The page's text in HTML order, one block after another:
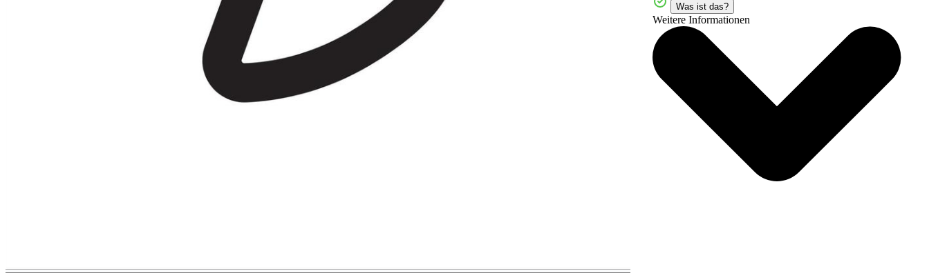
Was ist das?
Weitere Informationen